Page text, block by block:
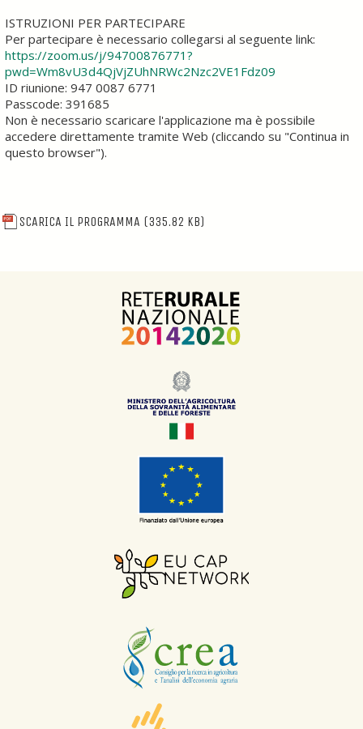
ISTRUZIONI PER PARTECIPARE
Per partecipare è necessario collegarsi al seguente link:
https://zoom.us/j/94700876771?
pwd=Wm8vU3d4QjVjZUhNRWc2Nzc2VE1Fdz09
ID riunione: 947 0087 6771
Passcode: 391685
Non è necessario scaricare l'applicazione ma è possibile
accedere direttamente tramite Web (cliccando su "Continua in
questo browser").
SCARICA IL PROGRAMMA (335.82 KB)